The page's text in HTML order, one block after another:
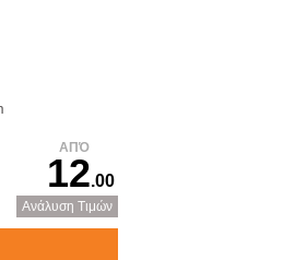
ΑΠΌ
12.00
Ανάλυση Τιμών